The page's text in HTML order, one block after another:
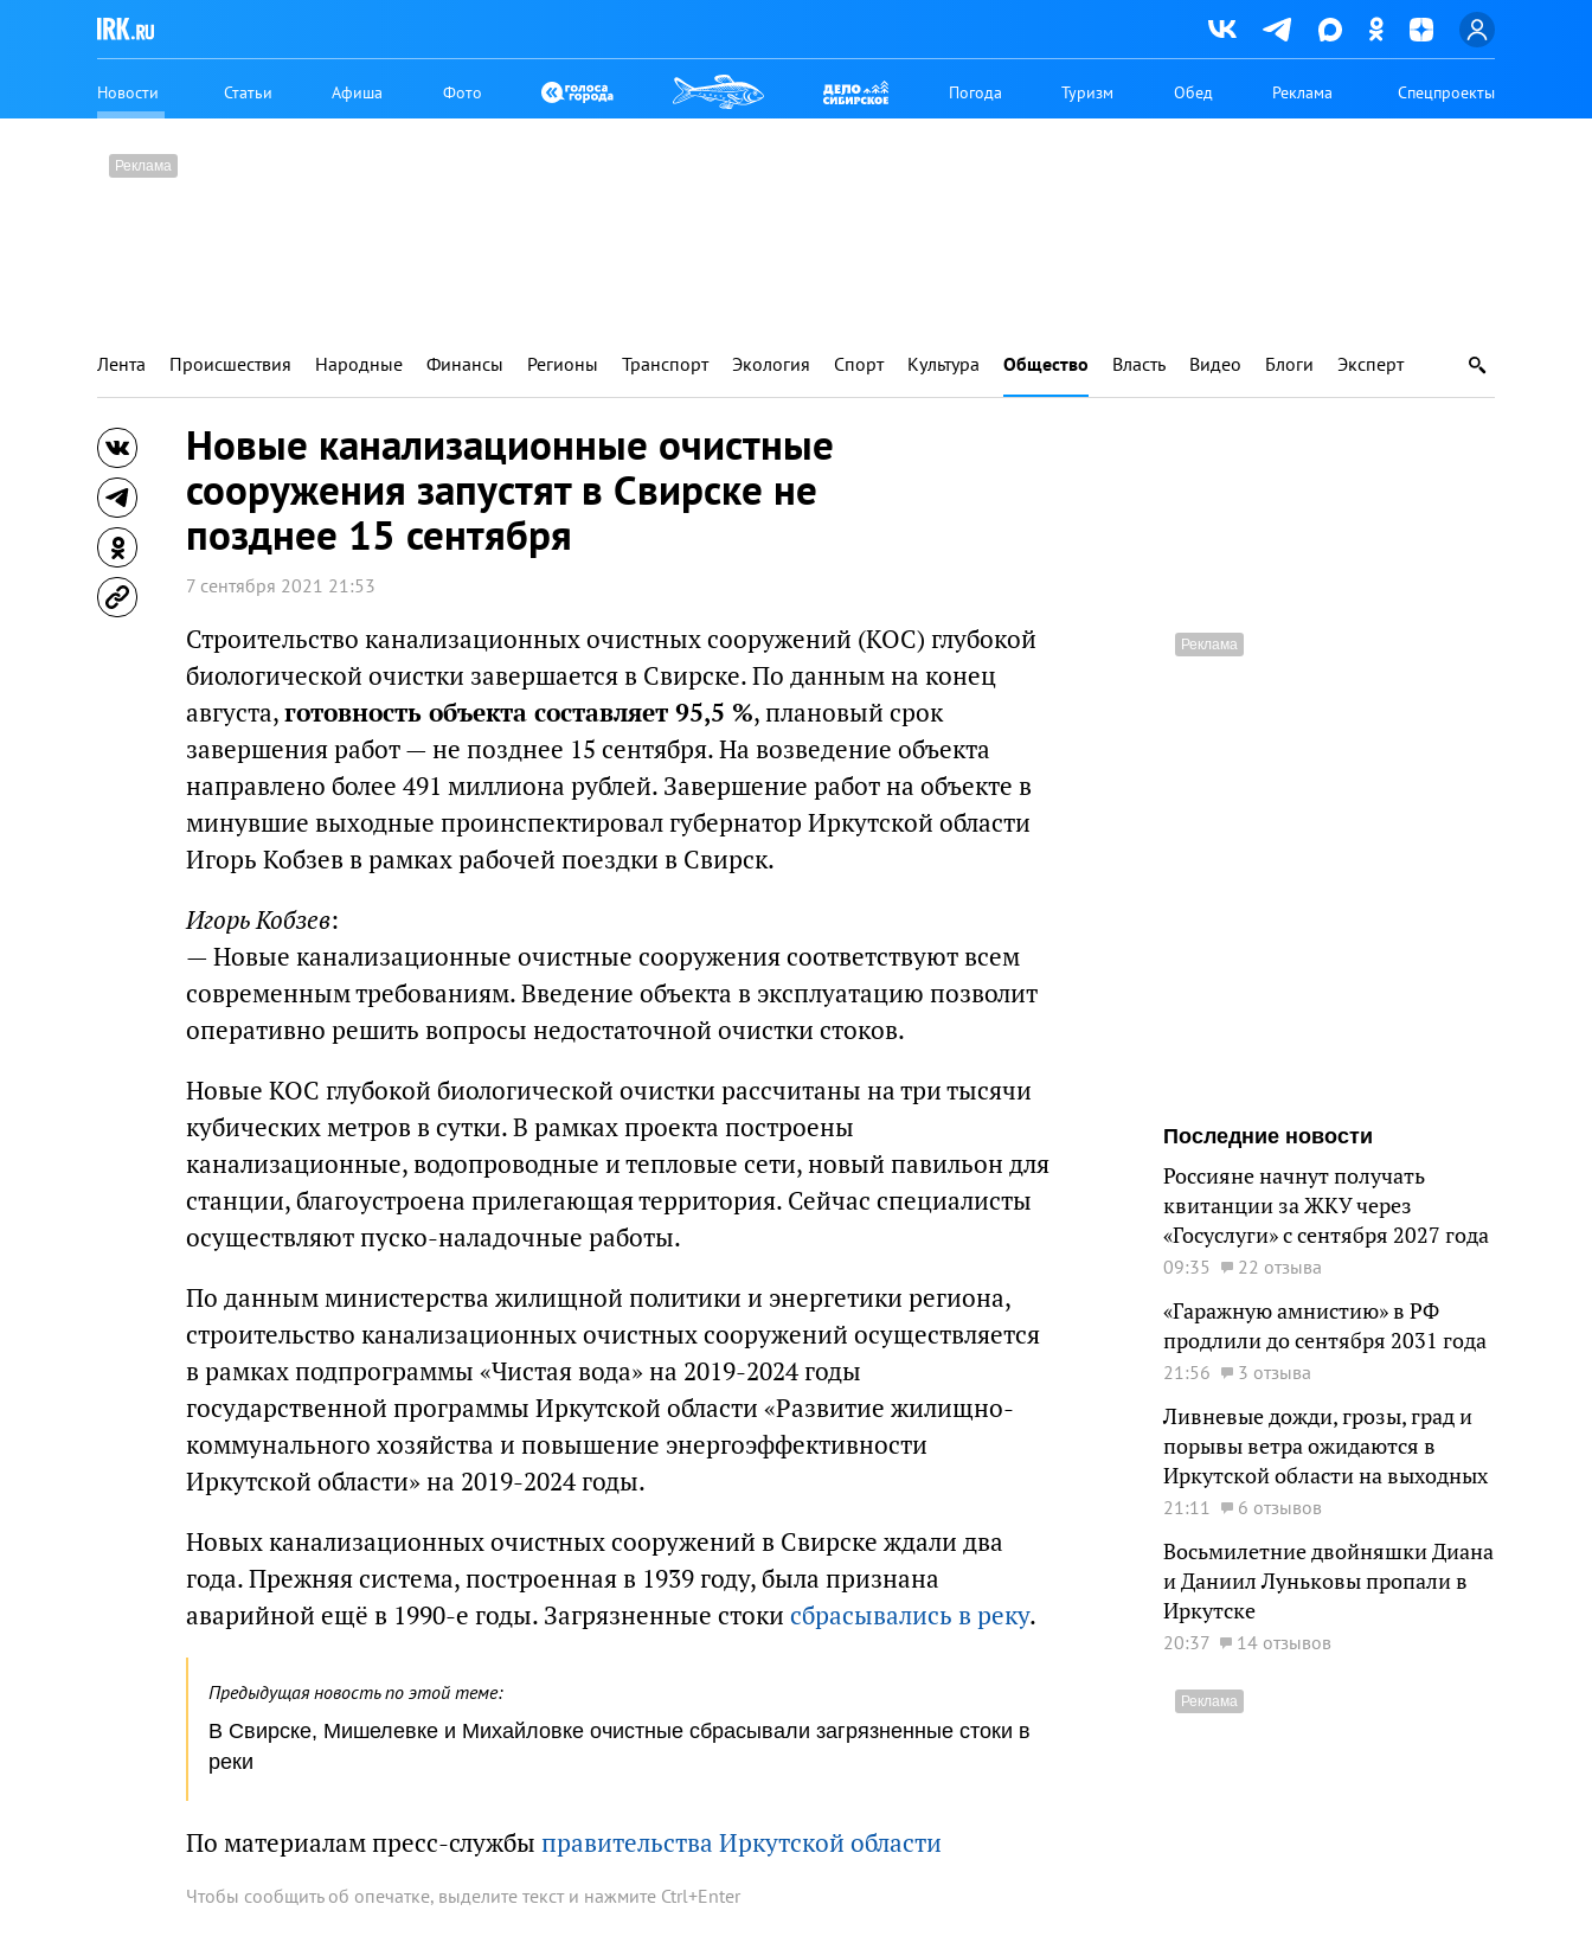
Новости Статьи Афиша Фото Погода Туризм Обед Реклама Спецпроекты
Лента Происшествия Народные Финансы Регионы Транспорт Экология Спорт Культура Общество Власть Видео Блоги Эксперт
Новые канализационные очистные
сооружения запустят в Свирске не
позднее 15 сентября
7 сентября 2021 21:53
Строительство канализационных очистных сооружений (КОС) глубокой
биологической очистки завершается в Свирске. По данным на конец
августа,готовность объекта составляет 95,5 %, плановый срок
завершения работ — не позднее 15 сентября. На возведение объекта
направлено более 491 миллиона рублей. Завершение работ на объекте в
минувшие выходные проинспектировал губернатор Иркутской области
Игорь Кобзев в рамках рабочей поездки в Свирск.
Игорь Кобзев:
— Новые канализационные очистные сооружения соответствуют всем
современным требованиям. Введение объекта в эксплуатацию позволит
оперативно решить вопросы недостаточной очистки стоков.
Новые КОС глубокой биологической очистки рассчитаны на три тысячи
кубических метров в сутки. В рамках проекта построены
канализационные, водопроводные и тепловые сети, новый павильон для
станции, благоустроена прилегающая территория. Сейчас специалисты
осуществляют пуско-наладочные работы.
По данным министерства жилищной политики и энергетики региона,
строительство канализационных очистных сооружений осуществляется
в рамках подпрограммы «Чистая вода» на 2019-2024 годы
государственной программы Иркутской области «Развитие жилищно-
коммунального хозяйства и повышение энергоэффективности
Иркутской области» на 2019-2024 годы.
Новых канализационных очистных сооружений в Свирске ждали два
года. Прежняя система, построенная в 1939 году, была признана
аварийной ещё в 1990-е годы. Загрязненные стоки сбрасывались в реку.
Предыдущая новость по этой теме:
В Свирске, Мишелевке и Михайловке очистные сбрасывали загрязненные стоки в
реки
По материалам пресс-службы правительства Иркутской области
Чтобы сообщить об опечатке, выделите текст и нажмите Ctrl+Enter
Последние новости
Россияне начнут получать
квитанции за ЖКУ через
«Госуслуги» с сентября 2027 года
09:35 22 отзыва
«Гаражную амнистию» в РФ
продлили до сентября 2031 года
21:56 3 отзыва
Ливневые дожди, грозы, град и
порывы ветра ожидаются в
Иркутской области на выходных
21:11 6 отзывов
Восьмилетние двойняшки Диана
и Даниил Луньковы пропали в
Иркутске
20:37 14 отзывов